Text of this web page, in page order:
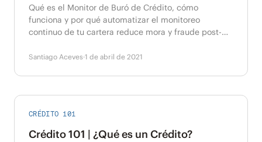
Qué es el Monitor de Buró de Crédito, cómo
funciona y por qué automatizar el monitoreo
continuo de tu cartera reduce mora y fraude post-
Santiago Aceves·1 de abril de 2021
CRÉDITO 101
Crédito 101 | ¿Qué es un Crédito?